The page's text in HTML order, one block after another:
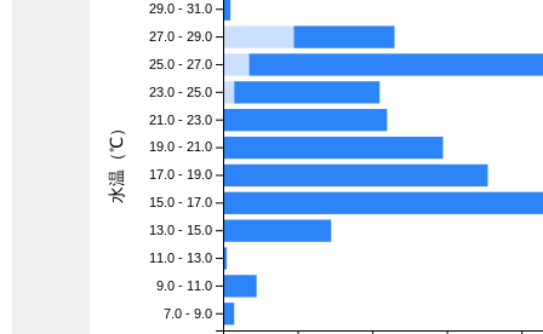
29.0 - 31.0
27.0 - 29.0
25.0 - 27.0
23.0 - 25.0
21.0 - 23.0
19.0 - 21.0
17.0 - 19.0
15.0 - 17.0
13.0 - 15.0
11.0 - 13.0
9.0 - 11.0
7.0 - 9.0
水温（℃）